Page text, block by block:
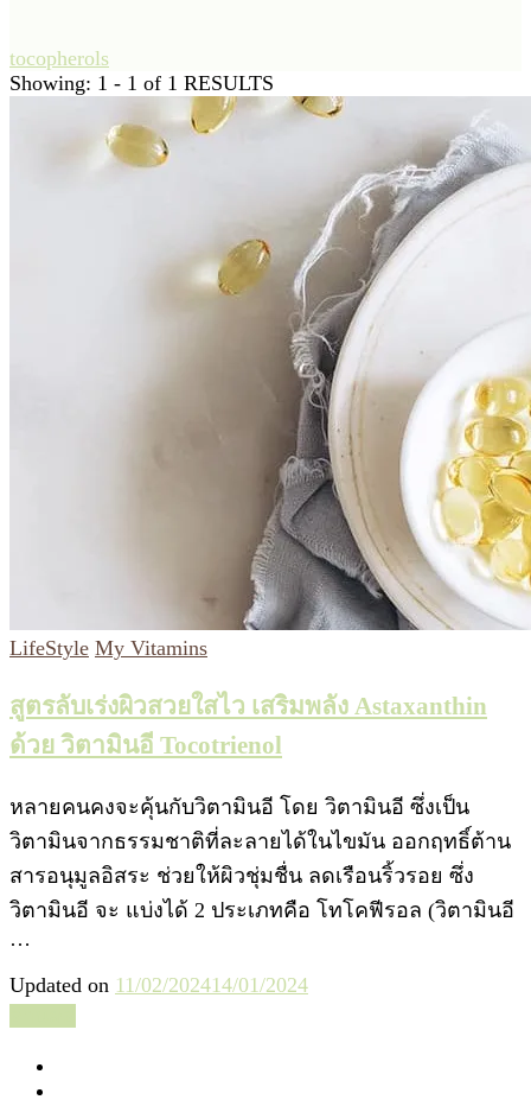
tocopherols
Showing: 1 - 1 of 1 RESULTS
LifeStyle My Vitamins
สูตรลับเร่งผิวสวยใสไว เสริมพลัง Astaxanthin
ด้วย วิตามินอี Tocotrienol
หลายคนคงจะคุ้นกับวิตามินอี โดย วิตามินอี ซึ่งเป็น
วิตามินจากธรรมชาติที่ละลายได้ในไขมัน ออกฤทธิ์ต้าน
สารอนุมูลอิสระ ช่วยให้ผิวชุ่มชื่น ลดเรือนริ้วรอย ซึ่ง
วิตามินอี จะ แบ่งได้ 2 ประเภทคือ โทโคฟีรอล (วิตามินอี
…
Updated on 11/02/202414/01/2024